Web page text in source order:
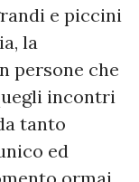
e piccini
la
persone che
incontri
tanto
ed